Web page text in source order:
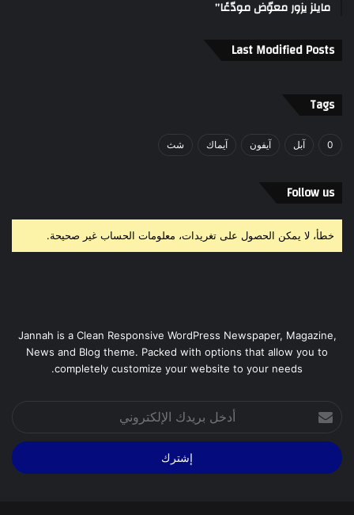
مايلز يزور معوّض مودّعًا”
Last Modified Posts
Tags
0 آبل آيفون آيماك شث
Follow us
خطأ، لا يمكن الحصول على تغريدات، معلومات الحساب غير صحيحة.
Jannah is a Clean Responsive WordPress Newspaper, Magazine,
News and Blog theme. Packed with options that allow you to
completely customize your website to your needs.
بريدك
الإلكتروني